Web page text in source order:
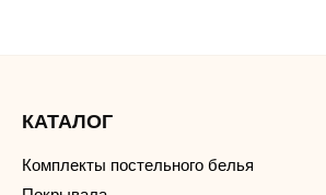
КАТАЛОГ
Комплекты постельного белья